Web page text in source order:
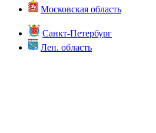
Московская область
Санкт-Петербург
Лен. область